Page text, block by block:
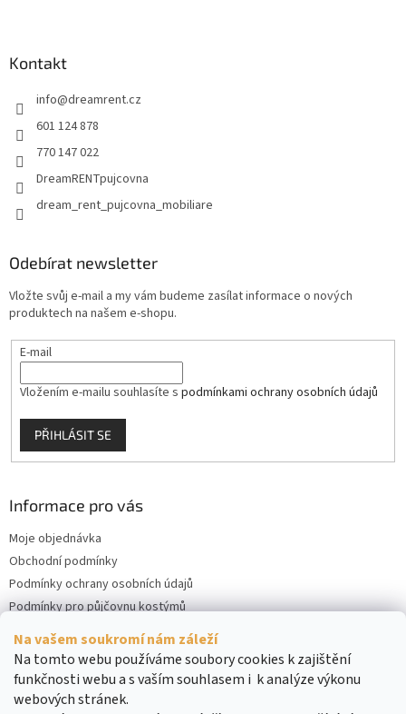
Na vašem soukromí nám záleží
Na tomto webu používáme soubory cookies k zajištění
funkčnosti webu a s vaším souhlasem i k analýze výkonu
webových stránek.
Kontakt
info@dreamrent.cz
601 124 878
770 147 022
DreamRENTpujcovna
dream_rent_pujcovna_mobiliare
Odebírat newsletter
Vložte svůj e-mail a my vám budeme zasílat informace o nových
produktech na našem e-shopu.
E-mail
Vložením e-mailu souhlasíte s podmínkami ochrany osobních údajů
PŘIHLÁSIT SE
Informace pro vás
Moje objednávka
Obchodní podmínky
Podmínky ochrany osobních údajů
Podmínky pro půjčovnu kostýmů
Kontakty
Cookies